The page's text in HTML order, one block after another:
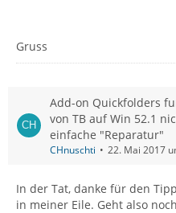
Gruss
Add-on Quickfolders
von TB auf Win 52.1
einfache "Reparatur"
CHnuschti 22. Mai 2017
In der Tat, danke für den
in meiner Eile. Geht also